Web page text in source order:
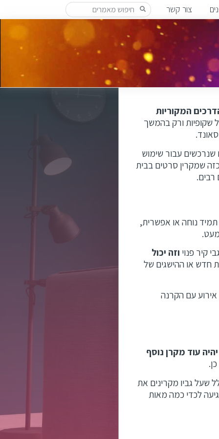
צור קשר
המקוריות
שקופיות ורק בהמשך
עבור שימוש
שמקרין סרטים בבית
רבים.
תמיד נוחה או אפשרית,
קיר פנוי וזה יכול
חדש או ההישגים של
עם הקרנה
עוד מקרן נוסף
שעל גביו מקרינים את
לכדי כמה מאות